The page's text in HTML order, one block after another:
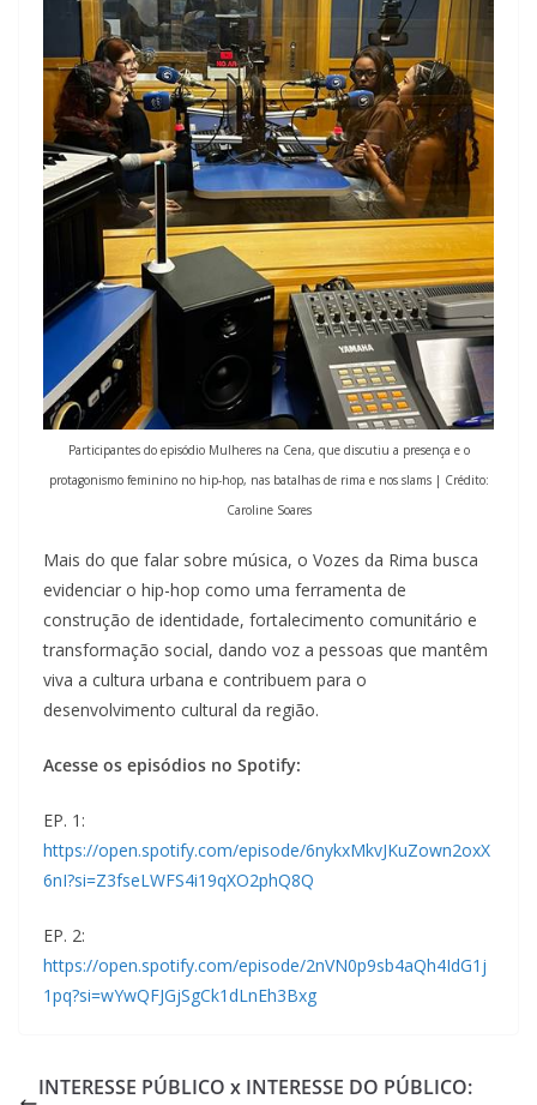
Participantes do episódio Mulheres na Cena, que discutiu a presença e o
protagonismo feminino no hip-hop, nas batalhas de rima e nos slams | Crédito:
Caroline Soares
Mais do que falar sobre música, o Vozes da Rima busca
evidenciar o hip-hop como uma ferramenta de
construção de identidade, fortalecimento comunitário e
transformação social, dando voz a pessoas que mantêm
viva a cultura urbana e contribuem para o
desenvolvimento cultural da região.
Acesse os episódios no Spotify:
EP. 1:
https://open.spotify.com/episode/6nykxMkvJKuZown2oxX
6nI?si=Z3fseLWFS4i19qXO2phQ8Q
EP. 2:
https://open.spotify.com/episode/2nVN0p9sb4aQh4IdG1j
1pq?si=wYwQFJGjSgCk1dLnEh3Bxg
INTERESSE PÚBLICO x INTERESSE DO PÚBLICO: